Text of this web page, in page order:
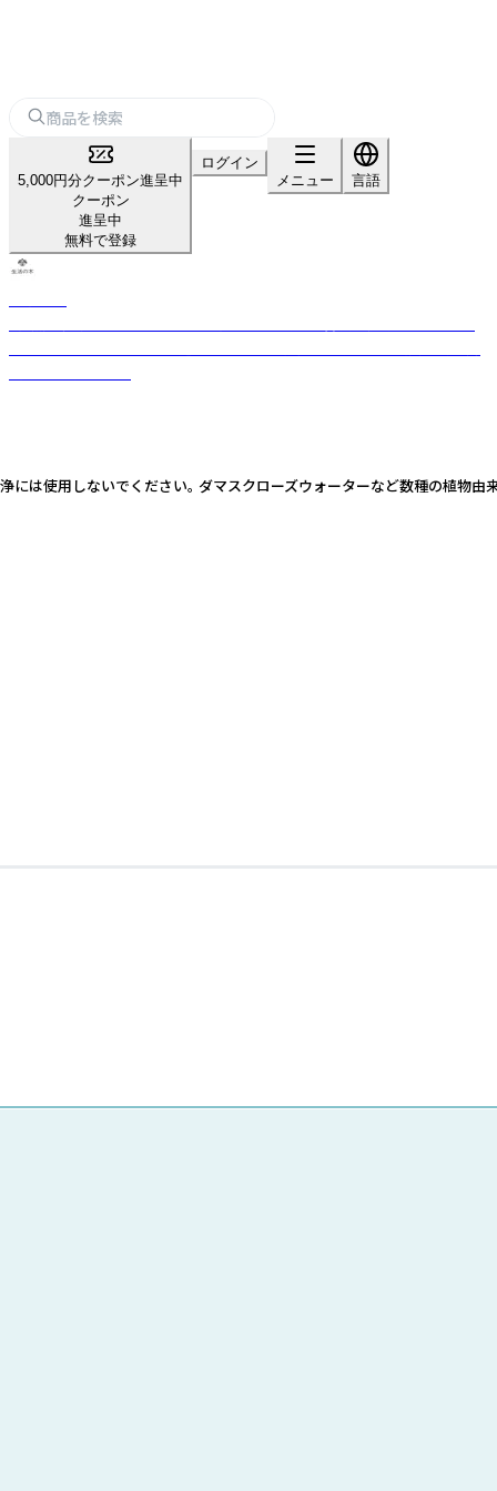
5,000円分クーポン進呈中
クーポン
進呈中
無料で登録
ログイン
メニュー
言語
しないでください。 ダマスクローズウォーターなど数種の植物